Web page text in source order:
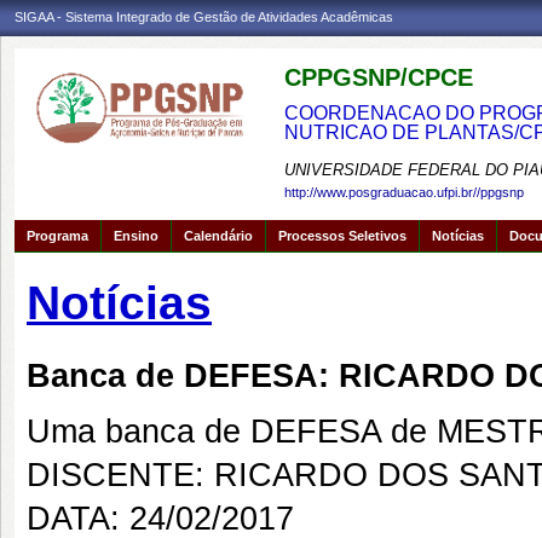
SIGAA - Sistema Integrado de Gestão de Atividades Acadêmicas
CPPGSNP/CPCE
COORDENACAO DO
NUTRICAO DE PLANTAS/
UNIVERSIDADE FEDERAL DO
http://www.posgraduacao.ufpi.br//ppgsnp
Programa Ensino Calendário Processos Seletivos Notícias
Notícias
Banca de DEFESA: RICARDO
Uma banca de DEFESA de
DISCENTE: RICARDO DOS
DATA: 24/02/2017